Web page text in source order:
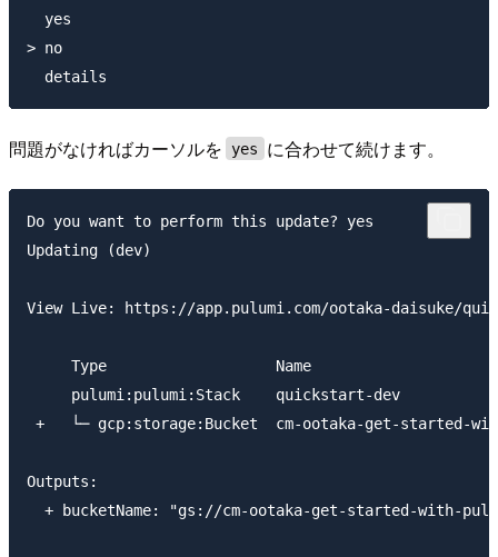
  yes
> no
問題がなければカーソルを yes に合わせて続けます。
Do you want to perform this update? yes
Updating (dev)
View Live: https://app.pulumi.com/ootaka-daisuke/
Type                   Name
pulumi:pulumi:Stack
+   └─ gcp:storage:Bucket  cm-ootaka-get-
Outputs:
+ bucketName: "gs://cm-ootaka-get-started-with-